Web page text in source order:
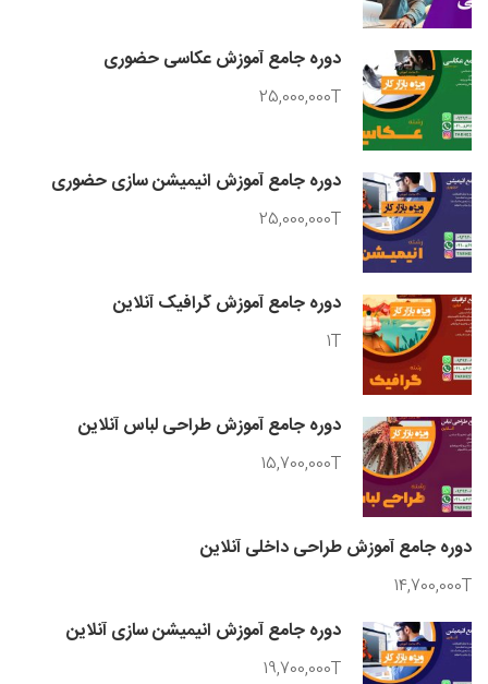
دوره جامع آموزش عکاسی حضوری
25,000,000T
دوره جامع آموزش انیمیشن سازی حضوری
25,000,000T
دوره جامع آموزش گرافیک آنلاین
1T
دوره جامع آموزش طراحی لباس آنلاین
15,700,000T
دوره جامع آموزش طراحی داخلی آنلاین
14,700,000T
دوره جامع آموزش انیمیشن سازی آنلاین
19,700,000T